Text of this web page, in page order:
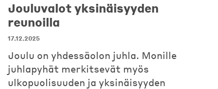
Jouluvalot yksinäisyyden
reunoilla
17.12.2025
Joulu on yhdessäolon juhla. Monille
juhlapyhät merkitsevät myös
ulkopuolisuuden ja yksinäisyyden